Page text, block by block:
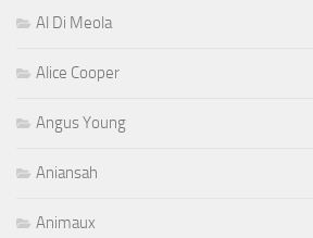
Al Di Meola
Alice Cooper
Angus Young
Aniansah
Animaux